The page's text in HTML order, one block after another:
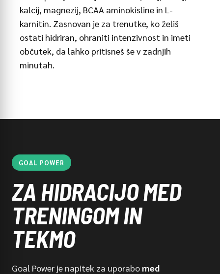
kalcij, magnezij, BCAA aminokisline in L-
karnitin. Zasnovan je za trenutke, ko želiš
ostati hidriran, ohraniti intenzivnost in imeti
občutek, da lahko pritisneš še v zadnjih
minutah.
GOAL POWER
ZA HIDRACIJO MED
TRENINGOM IN
TEKMO
Goal Power je napitek za uporabo med